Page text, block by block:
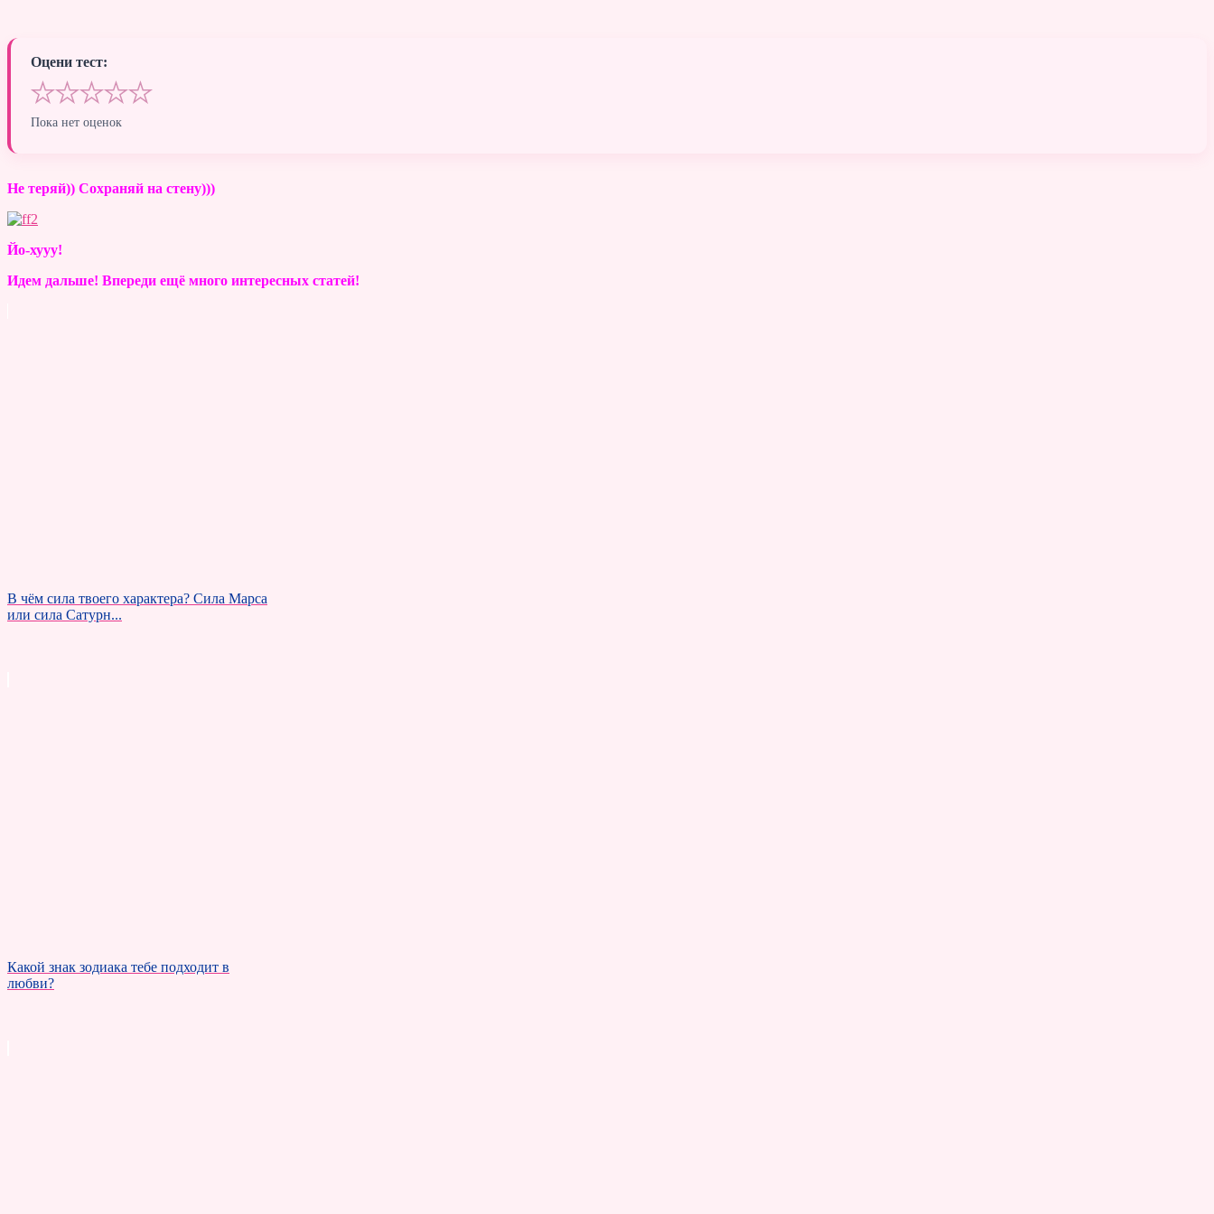
Оцени тест:
★★★★★
Пока нет оценок
Не теряй)) Сохраняй на стену)))
Йо-хууу!
Идем дальше! Впереди ещё много интересных статей!
В чём сила твоего характера? Сила Марса
или сила Сатурн...
Какой знак зодиака тебе подходит в
любви?